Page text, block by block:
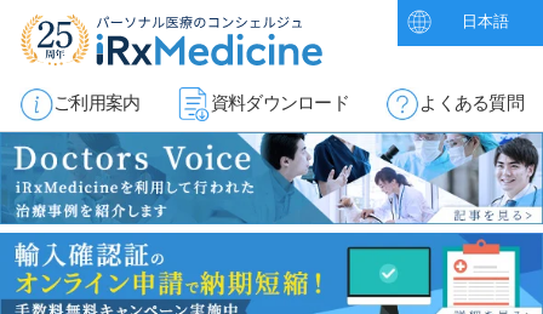
日本語
ご利用案内 資料ダウンロード よくある質問